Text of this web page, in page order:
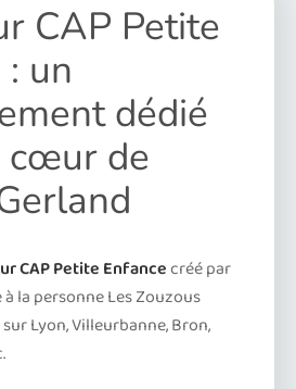
CAP Petite
un
dédié
cœur de
CAP Petite Enfancecréé par
à la personne Les Zouzous
Lyon, Villeurbanne, Bron,